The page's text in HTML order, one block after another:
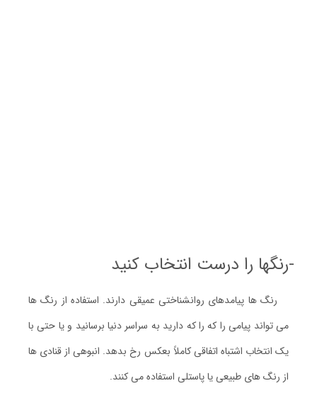
-رنگها را درست انتخاب کنید
رنگ ها پیامدهای روانشناختی عمیقی دارند. استفاده از رنگ ها
می تواند پیامی را که را که دارید به سراسر دنیا برسانید و یا حتی با
یک انتخاب اشتباه اتفاقی کاملاً بعکس رخ بدهد. انبوهی از قنادی ها
از رنگ های طبیعی یا پاستلی استفاده می کنند.